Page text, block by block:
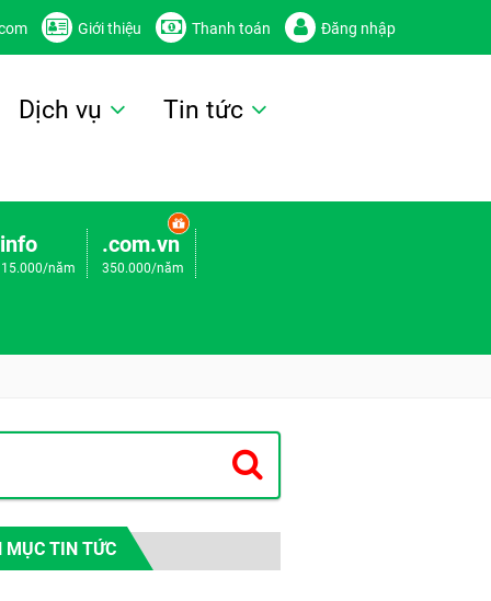
Giới thiệu Thanh toán Đăng nhập
Dịch vụ
Tin tức
năm
.com.vn
350.000/năm
MỤC TIN TỨC